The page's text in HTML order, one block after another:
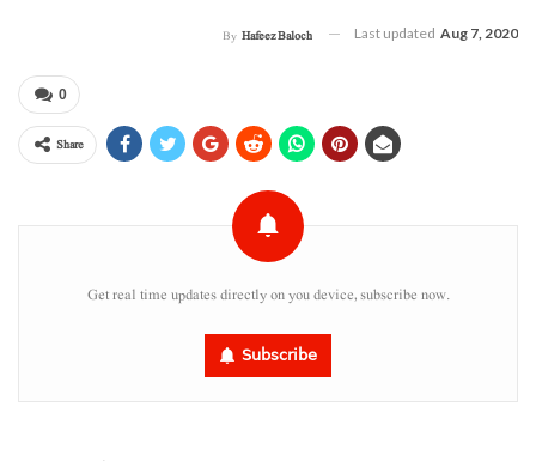
By Hafeez Baloch Last updated Aug 7, 2020
0
Share
Get real time updates directly on you device, subscribe now.
Subscribe